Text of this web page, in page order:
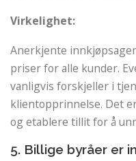
Virkelighet:
Anerkjente
priser for alle kunder.
vanligvis forskjeller i
klientopprinnelse. Det
og etablere tillit for å
5. Billige byråer er